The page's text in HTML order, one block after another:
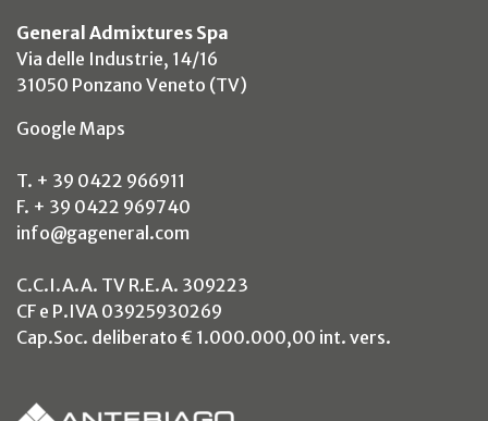
General Admixtures Spa
Via delle Industrie, 14/16
31050 Ponzano Veneto (TV)
Google Maps
T. + 39 0422 966911
F. + 39 0422 969740
info@gageneral.com
C.C.I.A.A. TV R.E.A. 309223
CF e P.IVA 03925930269
Cap.Soc. deliberato € 1.000.000,00 int. vers.